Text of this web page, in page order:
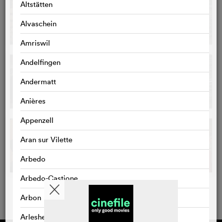
Altstätten
Alvaschein
Amriswil
Andelfingen
Andermatt
Anières
Appenzell
Aran sur Vilette
Arbedo
Arbedo-Castione
Arbon
Arlesheim